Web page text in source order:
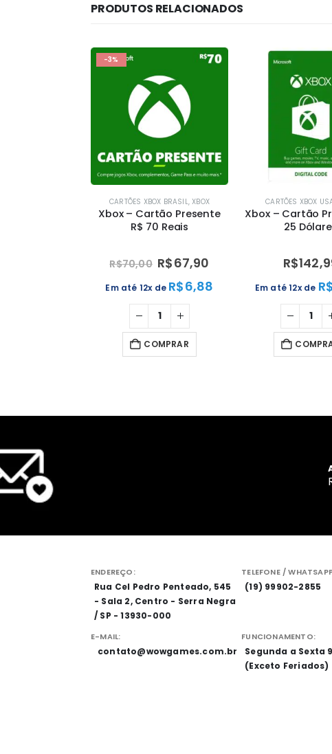
PRODUTOS RELACIONADOS
-3%
CARTÕES XBOX BRASIL,XBOX
Xbox – Cartão Presente
R$ 70 Reais
R$70,00 R$67,90
Em até 12x de R$6,88
COMPRAR
CARTÕES XBOX
Xbox – Cartão
25
R$
Em até 12x de
ENDEREÇO:
Rua Cel Pedro Penteado, 545
- Sala 2, Centro - Serra Negra
/ SP - 13930-000
TELEFONE /
(19) 99902-2855
E-MAIL:
contato@wowgames.com.br
FUNCIONAMENTO:
Segunda a Sexta
(Exceto Feriados)